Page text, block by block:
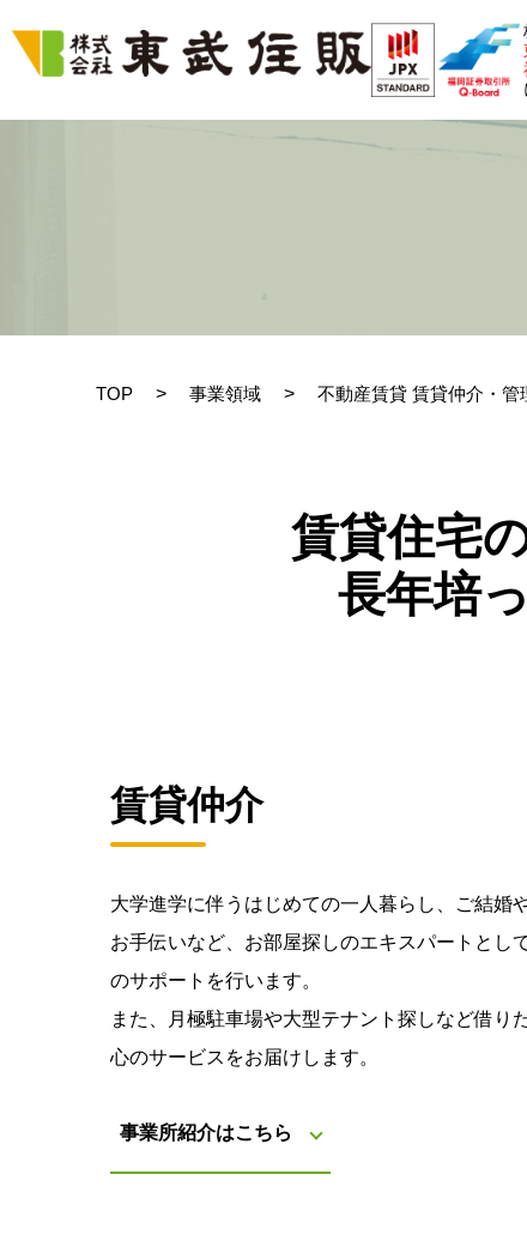
TOP > 事業領域 > 不動産賃貸 賃貸仲介・管
賃貸住宅
長年培
賃貸仲介
大学進学に伴うはじめての一人暮らし、ご結婚
お手伝いなど、お部屋探しのエキスパートとし
のサポートを行います。
また、月極駐車場や大型テナント探しなど借り
心のサービスをお届けします。
事業所紹介はこちら